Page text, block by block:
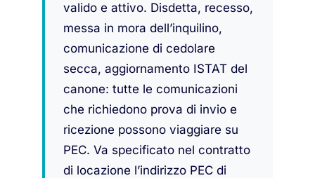
valido e attivo. Disdetta, recesso,
messa in mora dell’inquilino,
comunicazione di cedolare
secca, aggiornamento ISTAT del
canone: tutte le comunicazioni
che richiedono prova di invio e
ricezione possono viaggiare su
PEC. Va specificato nel contratto
di locazione l’indirizzo PEC di